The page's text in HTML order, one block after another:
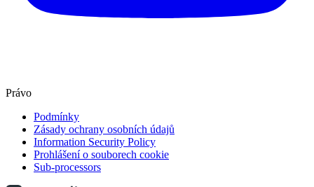
Právo
Podmínky
Zásady ochrany osobních údajů
Information Security Policy
Prohlášení o souborech cookie
Sub-processors